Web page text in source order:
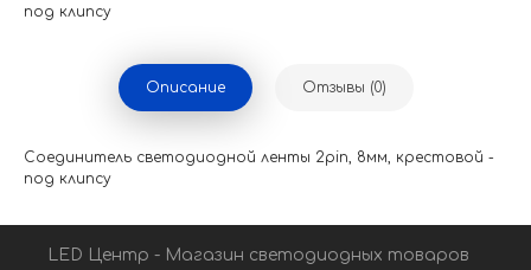
под клипсу
Описание Отзывы (0)
Соединитель светодиодной ленты 2pin, 8мм, крестовой -
под клипсу
LED Центр - Магазин светодиодных товаров